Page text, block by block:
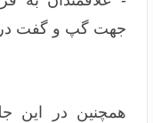
جهت گپ و گفت در
همچنین در این